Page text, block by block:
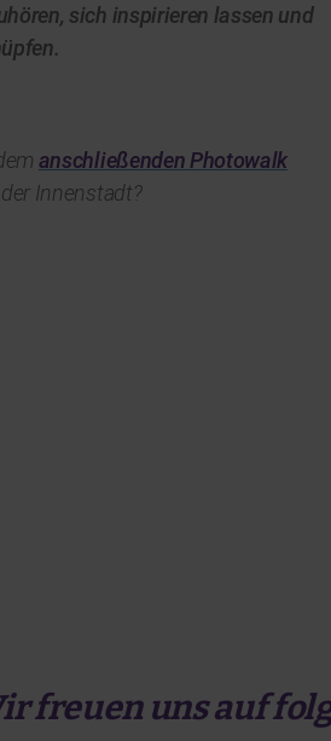
sich inspirieren lassen und
anschließenden Photowalk
Innenstadt?
freuen uns auf